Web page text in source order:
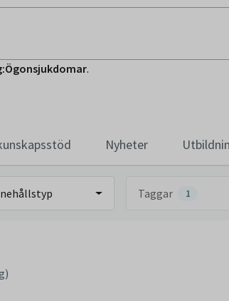
.
Nyheter
Taggar 1